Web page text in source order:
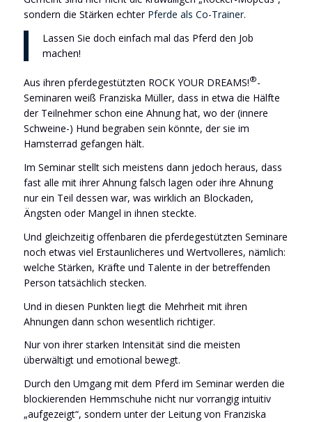
sondern die Stärken echter Pferde als Co-Trainer.
Lassen Sie doch einfach mal das Pferd den Job
machen!
Aus ihren pferdegestützten ROCK YOUR DREAMS!®-
Seminaren weiß Franziska Müller, dass in etwa die Hälfte
der Teilnehmer schon eine Ahnung hat, wo der (innere
Schweine-) Hund begraben sein könnte, der sie im
Hamsterrad gefangen hält.
Im Seminar stellt sich meistens dann jedoch heraus, dass
fast alle mit ihrer Ahnung falsch lagen oder ihre Ahnung
nur ein Teil dessen war, was wirklich an Blockaden,
Ängsten oder Mangel in ihnen steckte.
Und gleichzeitig offenbaren die pferdegestützten Seminare
noch etwas viel Erstaunlicheres und Wertvolleres, nämlich:
welche Stärken, Kräfte und Talente in der betreffenden
Person tatsächlich stecken.
Und in diesen Punkten liegt die Mehrheit mit ihren
Ahnungen dann schon wesentlich richtiger.
Nur von ihrer starken Intensität sind die meisten
überwältigt und emotional bewegt.
Durch den Umgang mit dem Pferd im Seminar werden die
blockierenden Hemmschuhe nicht nur vorrangig intuitiv
„aufgezeigt“, sondern unter der Leitung von Franziska